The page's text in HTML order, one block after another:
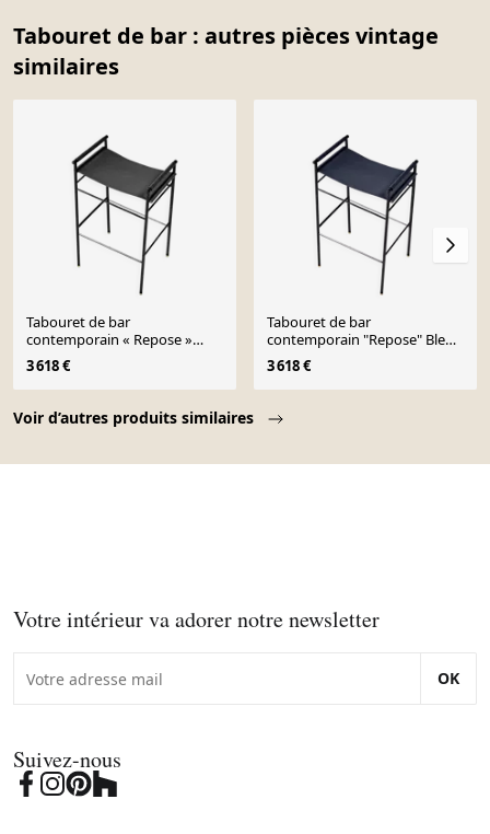
Tabouret de bar : autres pièces vintage
similaires
Voir d’autres produits similaires
Tabouret de bar
contemporain « Repose »
sellenoire, structure en
caoutchoir
3 618 €
Tabouret de bar
contemporain "Repose" Bleu
marine Sillín Noir Structure
engomée
3 618 €
Votre intérieur va adorer notre newsletter
OK
Suivez-nous